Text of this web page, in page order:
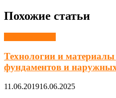
Похожие статьи
Технологии и
фундаментов и
11.06.201916.06.2025